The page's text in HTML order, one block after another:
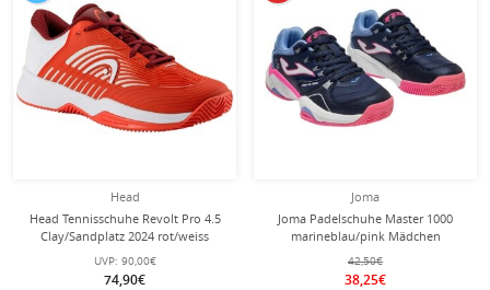
Head
Head Tennisschuhe Revolt Pro 4.5
Clay/Sandplatz 2024 rot/weiss
Kinder
UVP: 90,00€
74,90€
Joma
Joma Padelschuhe Master 1000
marineblau/pink Mädchen
42,50€
38,25€